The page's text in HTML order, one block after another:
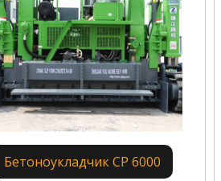
Бетоноукладчик CP 6000